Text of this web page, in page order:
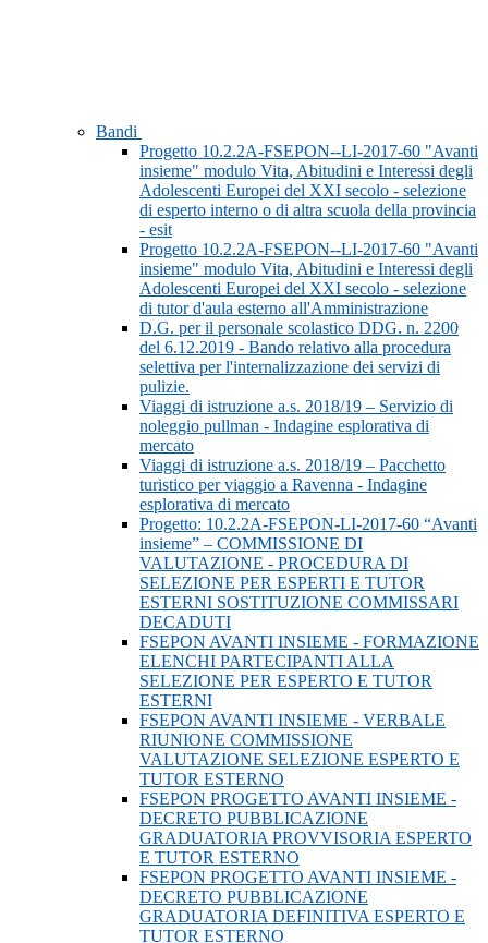
Bandi
Progetto 10.2.2A-FSEPON--LI-2017-60 "Avanti
insieme" modulo Vita, Abitudini e Interessi degli
Adolescenti Europei del XXI secolo - selezione
di esperto interno o di altra scuola della provincia
- esit
Progetto 10.2.2A-FSEPON--LI-2017-60 "Avanti
insieme" modulo Vita, Abitudini e Interessi degli
Adolescenti Europei del XXI secolo - selezione
di tutor d'aula esterno all'Amministrazione
D.G. per il personale scolastico DDG. n. 2200
del 6.12.2019 - Bando relativo alla procedura
selettiva per l'internalizzazione dei servizi di
pulizie.
Viaggi di istruzione a.s. 2018/19 – Servizio di
noleggio pullman - Indagine esplorativa di
mercato
Viaggi di istruzione a.s. 2018/19 – Pacchetto
turistico per viaggio a Ravenna - Indagine
esplorativa di mercato
Progetto: 10.2.2A-FSEPON-LI-2017-60 “Avanti
insieme” – COMMISSIONE DI
VALUTAZIONE - PROCEDURA DI
SELEZIONE PER ESPERTI E TUTOR
ESTERNI SOSTITUZIONE COMMISSARI
DECADUTI
FSEPON AVANTI INSIEME - FORMAZIONE
ELENCHI PARTECIPANTI ALLA
SELEZIONE PER ESPERTO E TUTOR
ESTERNI
FSEPON AVANTI INSIEME - VERBALE
RIUNIONE COMMISSIONE
VALUTAZIONE SELEZIONE ESPERTO E
TUTOR ESTERNO
FSEPON PROGETTO AVANTI INSIEME -
DECRETO PUBBLICAZIONE
GRADUATORIA PROVVISORIA ESPERTO
E TUTOR ESTERNO
FSEPON PROGETTO AVANTI INSIEME -
DECRETO PUBBLICAZIONE
GRADUATORIA DEFINITIVA ESPERTO E
TUTOR ESTERNO